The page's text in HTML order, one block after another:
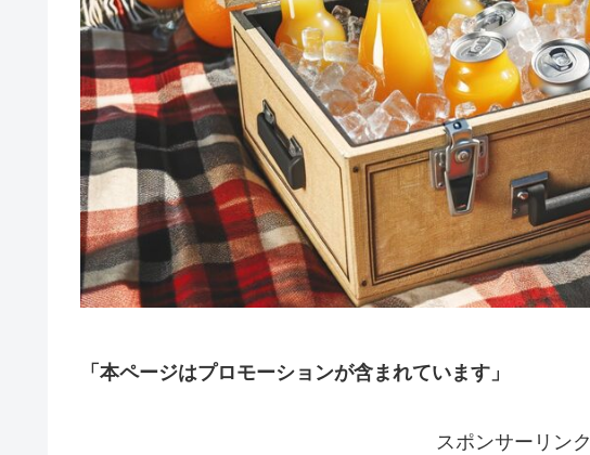
「本ページはプロモーションが含まれています」
スポンサーリンク